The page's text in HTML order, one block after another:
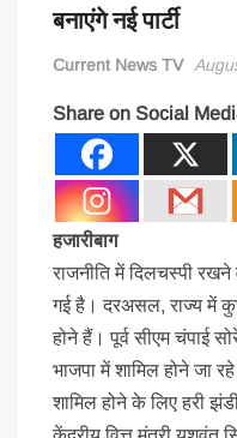
बनाएंगे नई पार्टी
Current News TV
Share on Social
हजारीबाग
राजनीति में दिलचस्पी
गई है। दरअसल, राज्य में कुछ
होने हैं। पूर्व सीएम चंपाई
भाजपा में शामिल होने जा
शामिल होने के लिए हरी